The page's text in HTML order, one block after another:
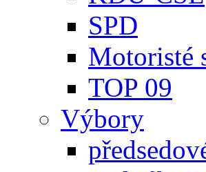
SPD
Motoristé
TOP 09
Výbory